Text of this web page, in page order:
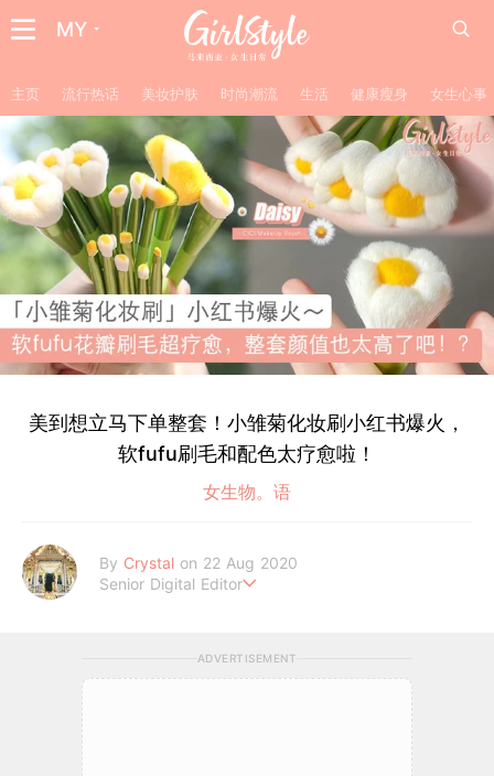
MY
主页 流行热话 美妆护肤 时尚潮流 生活 健康瘦身 女生心事
美到想立马下单整套！小雏菊化妆刷小红书爆火，
软fufu刷毛和配色太疗愈啦！
女生物。语
By Crystal on 22 Aug 2020
Senior Digital Editor
ADVERTISEMENT